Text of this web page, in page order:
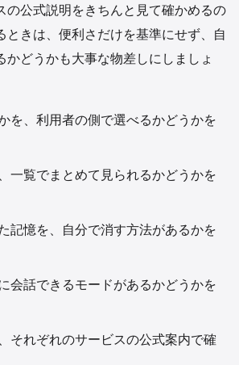
の公式説明をきちんと見て確かめるの
ときは、便利さだけを基準にせず、自
かどうかも大事な物差しにしましょ
を、利用者の側で選べるかどうかを
一覧でまとめて見られるかどうかを
記憶を、自分で消す方法があるかを
会話できるモードがあるかどうかを
それぞれのサービスの公式案内で確